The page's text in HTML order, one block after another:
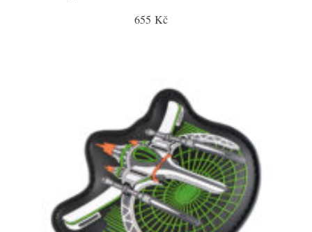
655 Kč